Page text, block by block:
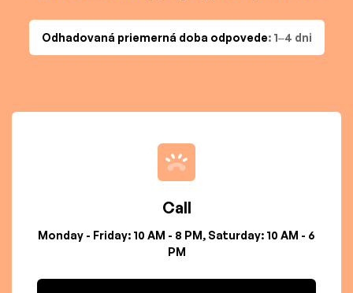
Odhadovaná priemerná doba odpovede: 1–4 dni
Call
Monday - Friday: 10 AM - 8 PM, Saturday: 10 AM - 6
PM